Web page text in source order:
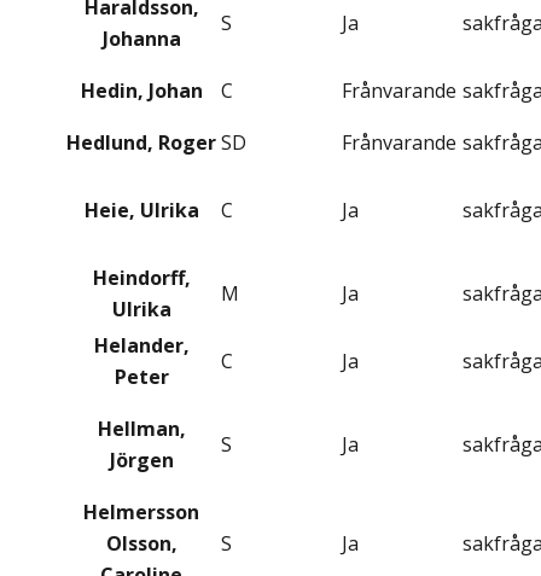
Haraldsson,
Johanna
S Ja
Hedin, Johan C Frånvarande
Hedlund, RogerSD Frånvarande
Heie, Ulrika C Ja
Heindorff,
Ulrika
M Ja
Helander,
Peter
C Ja
Hellman,
Jörgen
S Ja
Helmersson
Olsson,
S Ja